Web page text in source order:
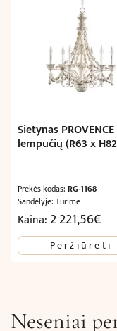
Sietynas
lempučių (R63 x
Prekės kodas: RG-1168
Sandėlyje: Turime
Kaina: 2 221,56€
Peržiūrėti
Neseniai